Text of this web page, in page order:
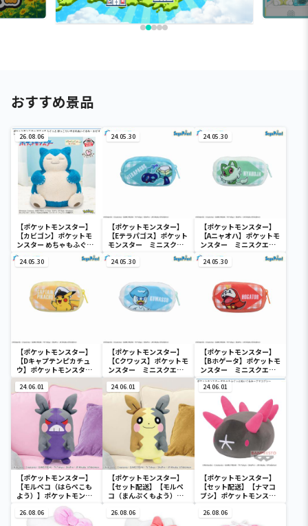
おすすめ景品
26.08.06
【ポケットモンスター】
【カビゴン】ポケットモ
ンスター めちゃもふぐっ
と ほっこりいやされぬい
ぐるみ～カビゴン～
24.05.30
【ポケットモンスター】
【Eテラパゴス】ポケット
モンスター ミニスクエ
アポーチ
24.05.30
【ポケットモンスター】
【Aニャオハ】ポケットモ
ンスター ミニスクエア
ポーチ
24.05.30
【ポケットモンスター】
【Dキャプテンピカチュ
ウ】ポケットモンスタ
ー ミニスクエアポーチ
24.05.30
【ポケットモンスター】
【Cクワッス】ポケットモ
ンスター ミニスクエア
ポーチ
24.05.30
【ポケットモンスター】
【Bホゲータ】ポケットモ
ンスター ミニスクエア
ポーチ
24.06.01
【ポケットモンスター】
【モルペコ（はらぺこも
よう）】ポケットモンス
ター めちゃもふぐっとぬ
いぐるみ～モルペコ（は
らぺこもよう）～
24.06.01
【ポケットモンスター】
【セット配送】【モルペ
コ（まんぷくもよう）】
ゃもふぐっとぬいぐるみ
～モルペコ（まんぷくも
24.06.01
【ポケットモンスター】
【セット配送】【ナマコ
ブシ】ポケットモンスタ
ぐるみ～ナマコブシ～
26.08.06 26.08.06 26.08.06